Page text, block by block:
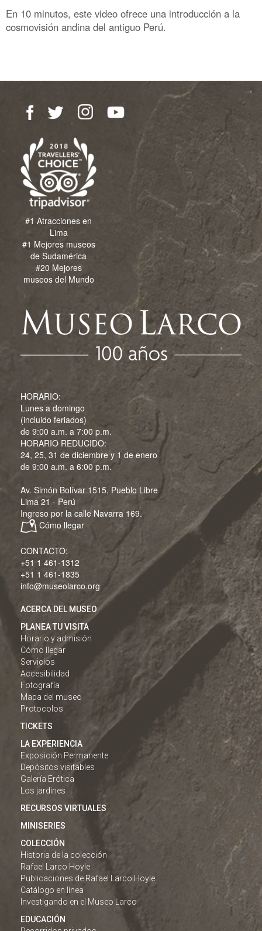
En 10 minutos, este video ofrece una introducción a la
cosmovisión andina del antiguo Perú.
#1 Atracciones en
Lima
#1 Mejores museos
de Sudamérica
#20 Mejores
museos del Mundo
HORARIO:
Lunes a domingo
(incluido feriados)
de 9:00 a.m. a 7:00 p.m.
HORARIO REDUCIDO:
24, 25, 31 de diciembre y 1 de enero
de 9:00 a.m. a 6:00 p.m.
Av. Simón Bolívar 1515, Pueblo Libre
Lima 21 - Perú
Ingreso por la calle Navarra 169.
Cómo llegar
CONTACTO:
+51 1 461-1312
+51 1 461-1835
info@museolarco.org
ACERCA DEL MUSEO
PLANEA TU VISITA
Horario y admisión
Cómo llegar
Servicios
Accesibilidad
Fotografía
Mapa del museo
Protocolos
TICKETS
LA EXPERIENCIA
Exposición Permanente
Depósitos visitables
Galería Erótica
Los jardines
RECURSOS VIRTUALES
MINISERIES
COLECCIÓN
Historia de la colección
Rafael Larco Hoyle
Publicaciones de Rafael Larco Hoyle
Catálogo en línea
Investigando en el Museo Larco
EDUCACIÓN